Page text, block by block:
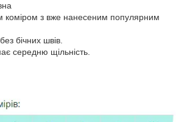
коміром з вже нанесеним популярним
бічних швів.
середню щільність.